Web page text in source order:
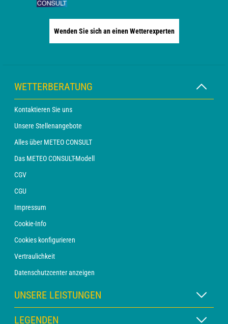
Wenden Sie sich an einen Wetterexperten
WETTERBERATUNG
Kontaktieren Sie uns
Unsere Stellenangebote
Alles über METEO CONSULT
Das METEO CONSULT-Modell
CGV
CGU
Impressum
Cookie-Info
Cookies konfigurieren
Vertraulichkeit
Datenschutzcenter anzeigen
UNSERE LEISTUNGEN
WETTER Xpert Abonnement
LEGENDEN